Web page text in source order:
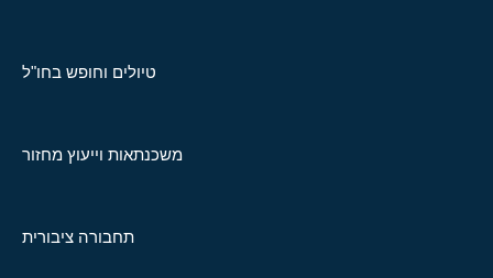
טיולים וחופש בחו"ל
משכנתאות וייעוץ מחזור
תחבורה ציבורית